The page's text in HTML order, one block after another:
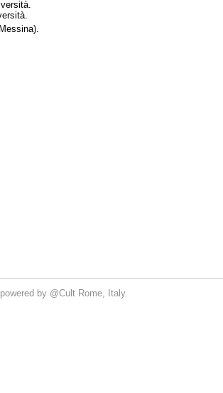
powered by @Cult Rome, Italy.